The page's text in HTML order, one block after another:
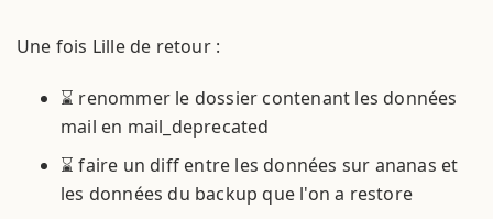
Une fois Lille de retour :
⌛ renommer le dossier contenant les données
mail en mail_deprecated
⌛ faire un diff entre les données sur ananas et
les données du backup que l'on a restore